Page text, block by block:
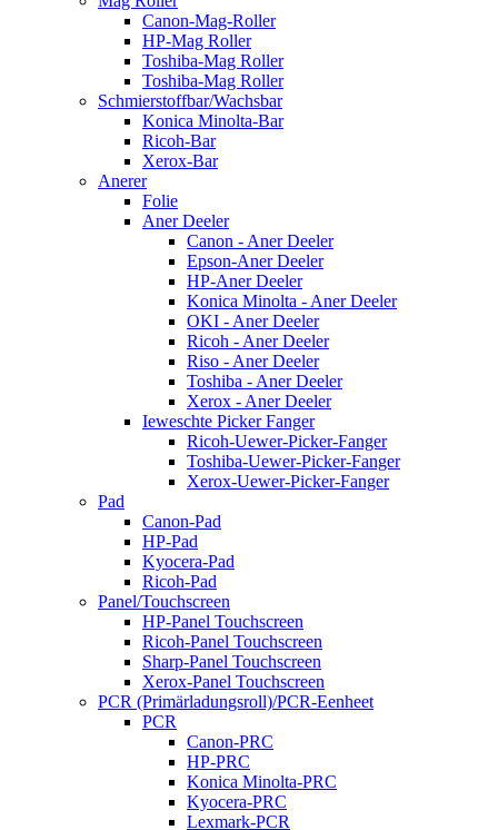
Canon-Mag-Roller
HP-Mag Roller
Toshiba-Mag Roller
Toshiba-Mag Roller
Schmierstoffbar/Wachsbar
Konica Minolta-Bar
Ricoh-Bar
Xerox-Bar
Anerer
Folie
Aner Deeler
Canon - Aner Deeler
Epson-Aner Deeler
HP-Aner Deeler
Konica Minolta - Aner Deeler
OKI - Aner Deeler
Ricoh - Aner Deeler
Riso - Aner Deeler
Toshiba - Aner Deeler
Xerox - Aner Deeler
Ieweschte Picker Fanger
Ricoh-Uewer-Picker-Fanger
Toshiba-Uewer-Picker-Fanger
Xerox-Uewer-Picker-Fanger
Pad
Canon-Pad
HP-Pad
Kyocera-Pad
Ricoh-Pad
Panel/Touchscreen
HP-Panel Touchscreen
Ricoh-Panel Touchscreen
Sharp-Panel Touchscreen
Xerox-Panel Touchscreen
PCR (Primärladungsroll)/PCR-Eenheet
PCR
Canon-PRC
HP-PRC
Konica Minolta-PRC
Kyocera-PRC
Lexmark-PCR